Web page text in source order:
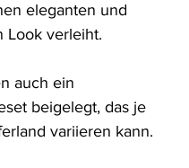
eleganten und
Look verleiht.
auch ein
beigelegt, das je
variieren kann.